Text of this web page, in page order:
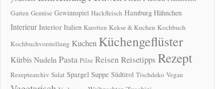
Garten Gemüse Gewinnspiel Hackfleisch Hamburg Hähnchen
Interieur Interior Italien Karotten Kekse & Kuchen Kochbuch
Kochbuchvorstellung Kuchen Küchengeflüster
KürbisNudeln Pasta Pilze Reisen Reisetipps Rezept
Rezeptearchiv Salat Spargel Suppe Südtirol Tischdeko Vegan